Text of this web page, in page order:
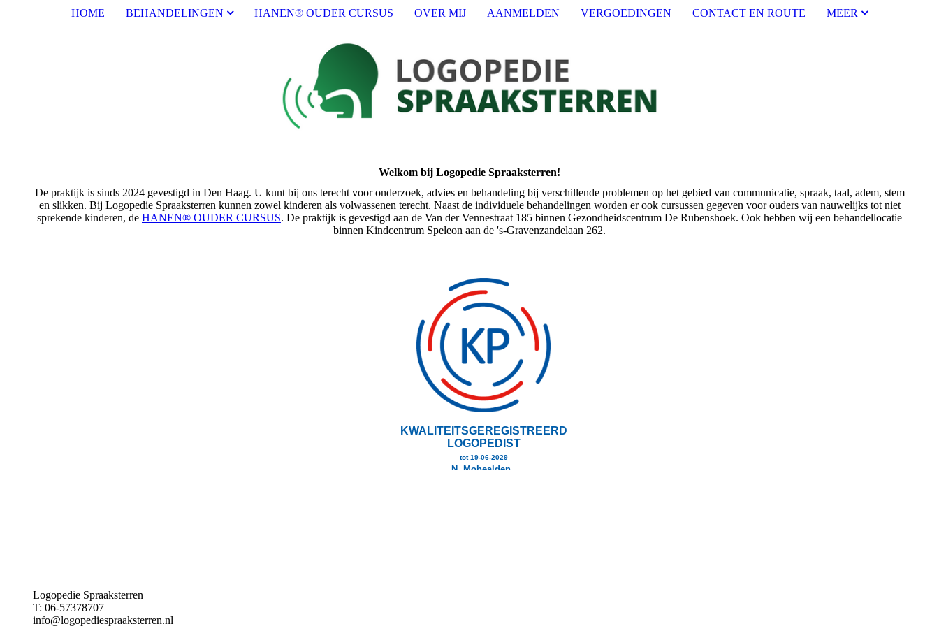
HOME BEHANDELINGEN HANEN® OUDER CURSUS OVER MIJ AANMELDEN VERGOEDINGEN CONTACT EN ROUTE MEER
Welkom bij Logopedie Spraaksterren!
De praktijk is sinds 2024 gevestigd in Den Haag. U kunt bij ons terecht voor onderzoek, advies en behandeling bij verschillende problemen op het gebied van communicatie, spraak, taal, adem, stem
en slikken. Bij Logopedie Spraaksterren kunnen zowel kinderen als volwassenen terecht. Naast de individuele behandelingen worden er ook cursussen gegeven voor ouders van nauwelijks tot niet
sprekende kinderen, de HANEN® OUDER CURSUS. De praktijk is gevestigd aan de Van der Vennestraat 185 binnen Gezondheidscentrum De Rubenshoek. Ook hebben wij een behandellocatie
binnen Kindcentrum Speleon aan de 's-Gravenzandelaan 262.
Logopedie Spraaksterren
T: 06-57378707
info@logopediespraaksterren.nl